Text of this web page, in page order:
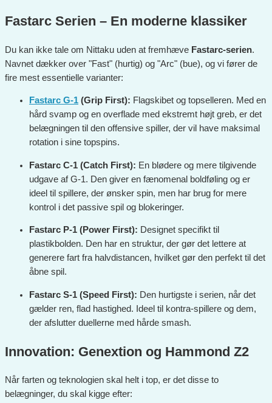
Fastarc Serien – En moderne klassiker
Du kan ikke tale om Nittaku uden at fremhæve Fastarc-serien.
Navnet dækker over "Fast" (hurtig) og "Arc" (bue), og vi fører de
fire mest essentielle varianter:
Fastarc G-1 (Grip First): Flagskibet og topselleren. Med en
hård svamp og en overflade med ekstremt højt greb, er det
belægningen til den offensive spiller, der vil have maksimal
rotation i sine topspins.
Fastarc C-1 (Catch First): En blødere og mere tilgivende
udgave af G-1. Den giver en fænomenal boldføling og er
ideel til spillere, der ønsker spin, men har brug for mere
kontrol i det passive spil og blokeringer.
Fastarc P-1 (Power First): Designet specifikt til
plastikbolden. Den har en struktur, der gør det lettere at
generere fart fra halvdistancen, hvilket gør den perfekt til det
åbne spil.
Fastarc S-1 (Speed First): Den hurtigste i serien, når det
gælder ren, flad hastighed. Ideel til kontra-spillere og dem,
der afslutter duellerne med hårde smash.
Innovation: Genextion og Hammond Z2
Når farten og teknologien skal helt i top, er det disse to
belægninger, du skal kigge efter: